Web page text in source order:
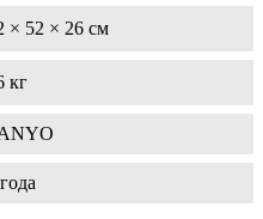
× 52 × 26 см
кг